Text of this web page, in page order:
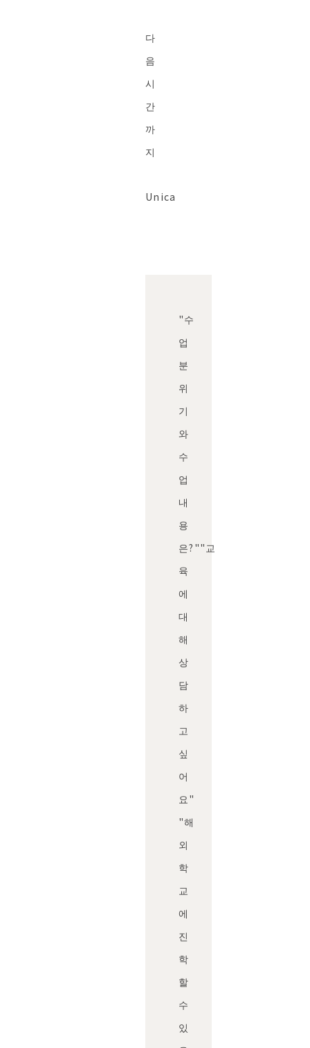
다
음
시
간
까
지
Unica
"수
업
분
위
기
와
수
업
내
용
은?""교
육
에
대
해
상
담
하
고
싶
어
요"
"해
외
학
교
에
진
학
할
수
있